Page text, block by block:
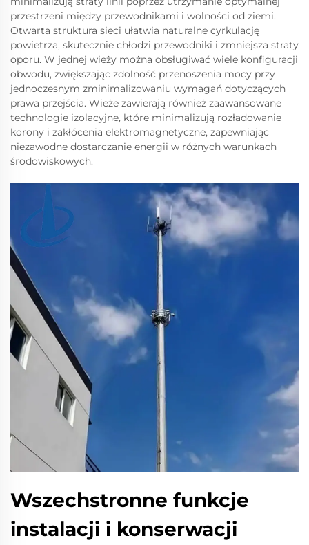
przestrzeni między przewodnikami i wolności od ziemi.
Otwarta struktura sieci ułatwia naturalne cyrkulację
powietrza, skutecznie chłodzi przewodniki i zmniejsza straty
oporu. W jednej wieży można obsługiwać wiele konfiguracji
obwodu, zwiększając zdolność przenoszenia mocy przy
jednoczesnym zminimalizowaniu wymagań dotyczących
prawa przejścia. Wieże zawierają również zaawansowane
technologie izolacyjne, które minimalizują rozładowanie
korony i zakłócenia elektromagnetyczne, zapewniając
niezawodne dostarczanie energii w różnych warunkach
środowiskowych.
Wszechstronne funkcje
instalacji i konserwacji